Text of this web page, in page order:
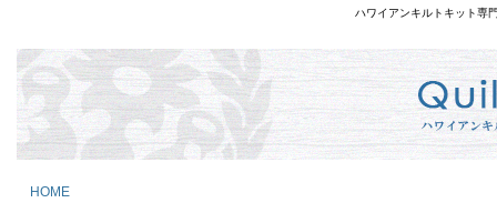
ハワイアンキルトキット専
HOME